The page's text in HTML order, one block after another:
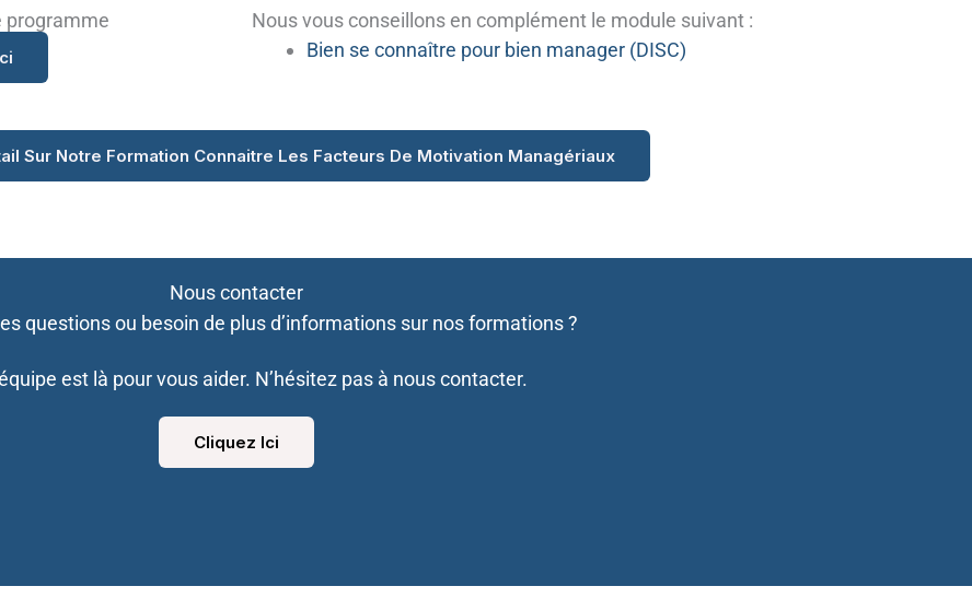
programme
Nous vous conseillons en complément le module suivant :
Bien se connaître pour bien manager (DISC)
Sur Notre Formation Connaitre Les Facteurs De Motivation Managériaux
Nous contacter
questions ou besoin de plus d’informations sur nos formations ?
est là pour vous aider. N’hésitez pas à nous contacter.
Cliquez Ici